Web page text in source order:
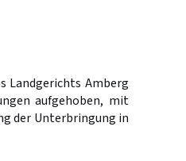
Landgerichts Amberg
aufgehoben, mit
der Unterbringung in